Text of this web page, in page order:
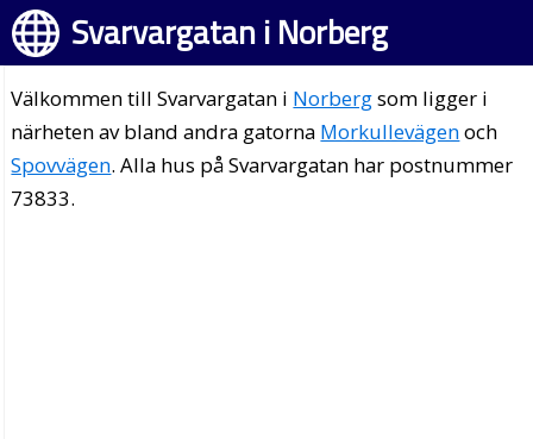
Svarvargatan i Norberg
Välkommen till Svarvargatan i Norbergsom ligger i
närheten av bland andra gatorna Morkullevägenoch
Spovvägen. Alla hus på Svarvargatan har postnummer
73833.